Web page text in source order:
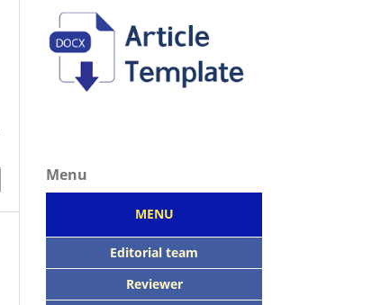
Menu
MENU
Editorial team
Reviewer